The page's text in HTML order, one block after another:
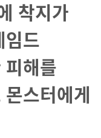
착지가
드
해를
스터에게